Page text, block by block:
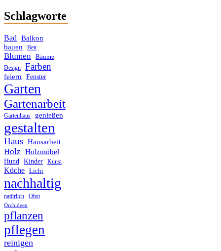
Schlagworte
Bad
Balkon
bauen
Bett
Blumen Bäume
Design Farben
feiern Fenster
Garten
Gartenarbeit
Gartenhaus genießen
gestalten
Haus Hausarbeit
Holz Holzmöbel
Hund Kinder Kunst
Küche Licht
nachhaltig
natürlich Obst
Orchideen
pflanzen
pflegen
reinigen